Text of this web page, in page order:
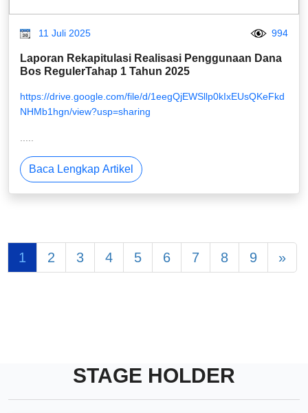
11 Juli 2025 994
Laporan Rekapitulasi Realisasi Penggunaan Dana
Bos RegulerTahap 1 Tahun 2025
https://drive.google.com/file/d/1eegQjEWSllp0kIxEUsQKeFkd
NHMb1hgn/view?usp=sharing
Baca Lengkap Artikel
1 2 3 4 5 6 7 8 9 »
STAGE HOLDER